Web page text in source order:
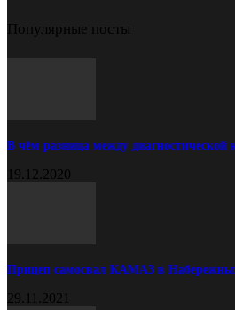
Популярные посты
В чём разница между диагностической
19.12.2020
Прицеп самосвал КАМАЗ в
29.11.2021